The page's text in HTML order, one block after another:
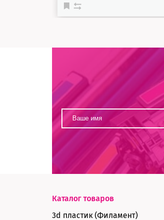
Каталог товаров
3d пластик (Филамент)